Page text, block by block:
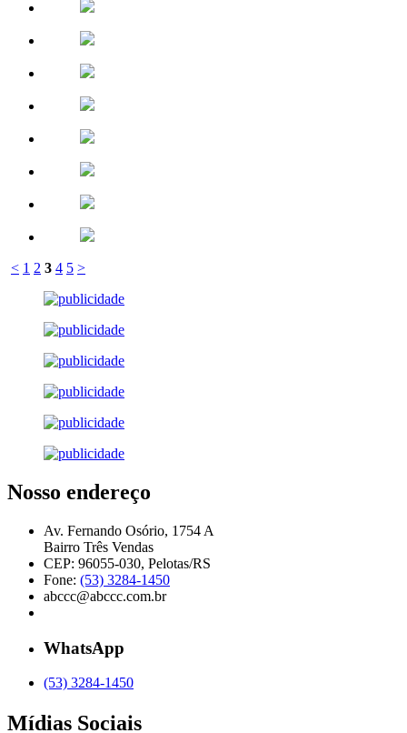
< 1 2 3 4 5 >
Nosso endereço
Av. Fernando Osório, 1754 A
Bairro Três Vendas
CEP: 96055-030, Pelotas/RS
Fone: (53) 3284-1450
abccc@abccc.com.br
WhatsApp
(53) 3284-1450
Mídias Sociais